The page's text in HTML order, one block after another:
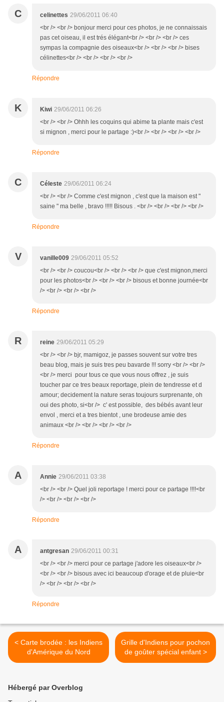
C celinettes 29/06/2011 06:40
<br /> <br /> bonjour merci pour ces photos, je ne connaissais
pas cet oiseau, il est trés élégant<br /> <br /> <br /> ces
sympas la compagnie des oiseaux<br /> <br /> <br /> bises
célinettes<br /> <br /> <br /> <br />
Répondre
K Kiwi 29/06/2011 06:26
<br /> <br /> Ohhh les coquins qui abime ta plante mais c'est
si mignon , merci pour le partage :)<br /> <br /> <br /> <br />
Répondre
C Céleste 29/06/2011 06:24
<br /> <br /> Comme c'est mignon , c'est que la maison est "
saine " ma belle , bravo !!!!! Bisous . <br /> <br /> <br /> <br />
Répondre
V vanille009 29/06/2011 05:52
<br /> <br /> coucou<br /> <br /> <br /> que c'est mignon,merci
pour les photos<br /> <br /> <br /> bisous et bonne journée<br
/> <br /> <br /> <br />
Répondre
R reine 29/06/2011 05:29
<br /> <br /> bjr, mamigoz, je passes souvent sur votre tres
beau blog, mais je suis tres peu bavarde !!! sorry <br /> <br />
<br /> merci pour tous ce que vous nous offrez , je suis
toucher par ce tres beaux reportage, plein de tendresse et d
amour; decidement la nature seras toujours surprenante, oh
oui des photo, si<br /> c' est possible, des bébés avant leur
envol , merci et a tres bientot , une brodeuse amie des
animaux <br /> <br /> <br /> <br />
Répondre
A Annie 29/06/2011 03:38
<br /> <br /> Quel joli reportage ! merci pour ce partage !!!!<br
/> <br /> <br /> <br />
Répondre
A antgresan 29/06/2011 00:31
<br /> <br /> merci pour ce partage j'adore les oiseaux<br />
<br /> <br /> bisous avec ici beaucoup d'orage et de pluie<br
/> <br /> <br /> <br />
Répondre
< Carte brodée : les Indiens
d'Amérique du Nord
Grille d'Indiens pour pochon
de goûter spécial enfant >
Hébergé par Overblog